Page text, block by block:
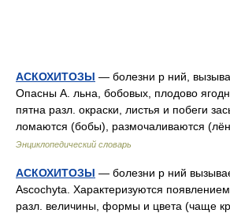
АСКОХИТОЗЫ — болезни р ний,
Опасны А. льна, бобовых, плодово
пятна разл. окраски, листья и побеги
ломаются (бобы), размочаливаются
Энциклопедический словарь
АСКОХИТОЗЫ — болезни р ний
Ascochyta. Характеризуются
разл. величины, формы и цвета (чаще